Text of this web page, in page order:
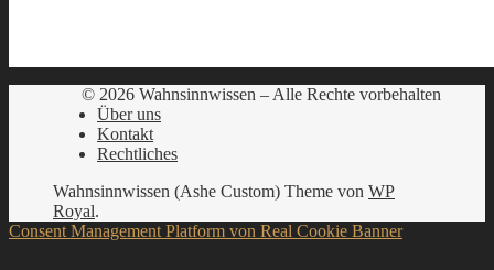
© 2026 Wahnsinnwissen – Alle Rechte vorbehalten
Über uns
Kontakt
Rechtliches
Wahnsinnwissen (Ashe Custom) Theme von WP
Royal.
Consent Management Platform von Real Cookie Banner